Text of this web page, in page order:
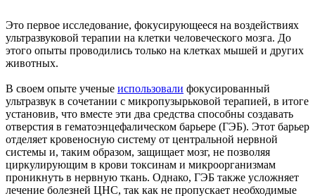
Это первое исследование, фокусирующееся на воздействиях
ультразвуковой терапии на клетки человеческого мозга. До
этого опыты проводились только на клетках мышей и других
животных.
В своем опыте ученые использовали фокусированный
ультразвук в сочетании с микропузырьковой терапией, в итоге
установив, что вместе эти два средства способны создавать
отверстия в гематоэнцефалическом барьере (ГЭБ). Этот барьер
отделяет кровеносную систему от центральной нервной
системы и, таким образом, защищает мозг, не позволяя
циркулирующим в крови токсинам и микроорганизмам
проникнуть в нервную ткань. Однако, ГЭБ также усложняет
лечение болезней ЦНС, так как не пропускает необходимые